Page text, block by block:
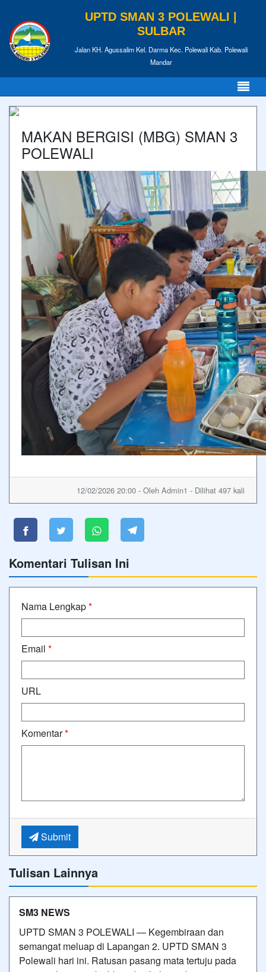
UPTD SMAN 3 POLEWALI |
SULBAR
Jalan KH. Agussalim Kel. Darma Kec. Polewali Kab. Polewali
Mandar
MAKAN BERGISI (MBG) SMAN 3
POLEWALI
12/02/2026 20:00 - Oleh Admin1 - Dilihat 497 kali
Komentari Tulisan Ini
Nama Lengkap*
Email *
URL
Komentar*
Submit
Tulisan Lainnya
SM3 NEWS
UPTD SMAN 3 POLEWALI — Kegembiraan dan
semangat meluap di Lapangan 2. UPTD SMAN 3
Polewali hari ini. Ratusan pasang mata tertuju pada